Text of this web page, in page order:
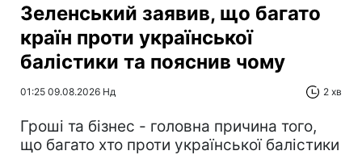
Зеленський заявив, що багато
країн проти української
балістики та пояснив чому
01:25 09.08.2026 Нд 2 хв
Гроші та бізнес - головна причина того,
що багато хто проти української балістики